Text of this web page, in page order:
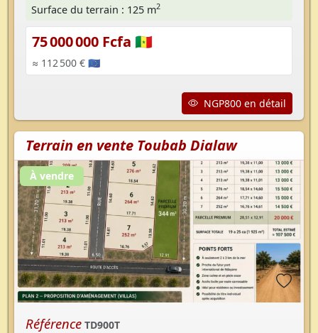
Surface du terrain : 125 m2
75 000 000 Fcfa 🇸🇳
≈ 112 500 € 🇪🇺
NGP800 en détail
Terrain en vente Toubab Dialaw
À vendre
Référence TD900T